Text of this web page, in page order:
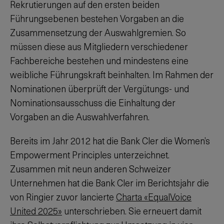
Rekrutierungen auf den ersten beiden
Führungsebenen bestehen Vorgaben an die
Zusammensetzung der Auswahlgremien. So
müssen diese aus Mitgliedern verschiedener
Fachbereiche bestehen und mindestens eine
weibliche Führungskraft beinhalten. Im Rahmen der
Nominationen überprüft der Vergütungs- und
Nominationsausschuss die Einhaltung der
Vorgaben an die Auswahlverfahren.
Bereits im Jahr 2012 hat die Bank Cler die Women’s
Empowerment Principles unterzeichnet.
Zusammen mit neun anderen Schweizer
Unternehmen hat die Bank Cler im Berichtsjahr die
von Ringier zuvor lancierte Charta «EqualVoice
United 2025» unterschrieben. Sie erneuert damit